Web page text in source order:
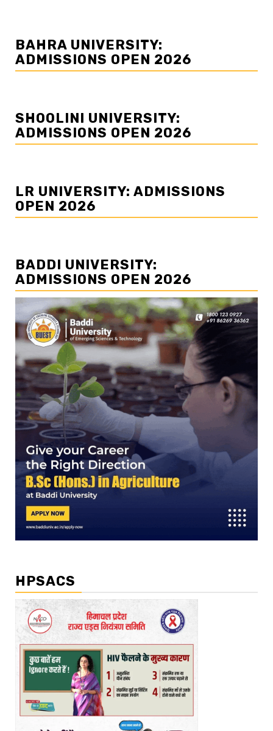
BAHRA UNIVERSITY:
ADMISSIONS OPEN 2026
SHOOLINI UNIVERSITY:
ADMISSIONS OPEN 2026
LR UNIVERSITY: ADMISSIONS
OPEN 2026
BADDI UNIVERSITY:
ADMISSIONS OPEN 2026
HPSACS